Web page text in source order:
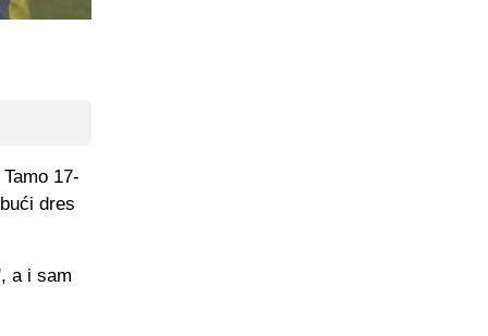
17-
dres
a i sam